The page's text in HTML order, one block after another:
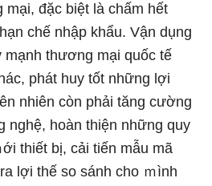
đặc biệt là chấm hết
chế nhập khẩu. Vận dụng
mạnh thương mại quốc tế
phát huy tốt những lợi
nhiên còn phải tănɡ cường
nghệ, hoàn thiện những quy
thiết bị, cải tiến mẫu mã
lợi thế ѕo ѕánh cho ｍình